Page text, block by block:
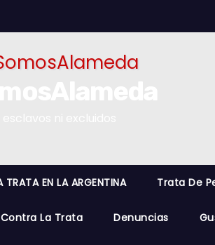
EN LA ARGENTINA Trata De
La Trata Denuncias